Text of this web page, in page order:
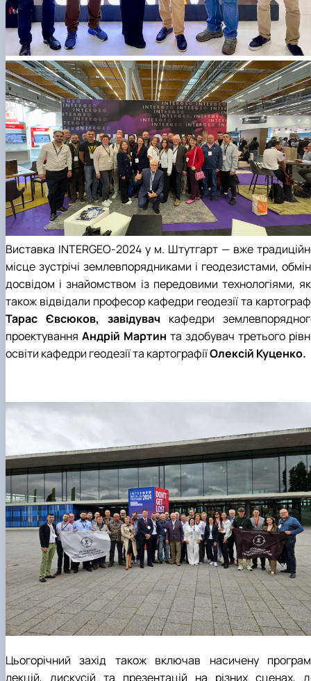
Виставка INTERGEO-2024 у м. Штутгарт — вже
місце зустрічі землевпорядниками і геодезистами,
досвідом і знайомством із передовими технологіями,
також відвідали професор кафедри геодезії та
Тарас Євсюков, завідувач кафедри
проектування Андрій Мартин та здобувач третього
освіти кафедри геодезії та картографіїОлексій Куценко.
Цьогорічний захід також включав насичену
лекцій, дискусій та презентацій на різних сценах,